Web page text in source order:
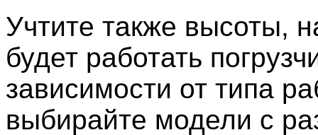
Учтите также высоты,
будет работать
зависимости от типа
выбирайте модели с